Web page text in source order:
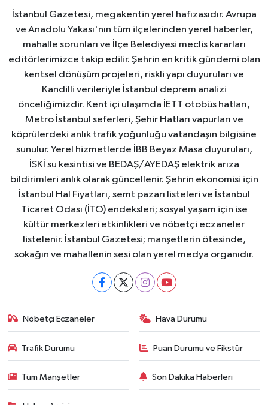
İstanbul Gazetesi, megakentin yerel hafızasıdır. Avrupa
ve Anadolu Yakası'nın tüm ilçelerinden yerel haberler,
mahalle sorunları ve İlçe Belediyesi meclis kararları
editörlerimizce takip edilir. Şehrin en kritik gündemi olan
kentsel dönüşüm projeleri, riskli yapı duyuruları ve
Kandilli verileriyle İstanbul deprem analizi
önceliğimizdir. Kent içi ulaşımda İETT otobüs hatları,
Metro İstanbul seferleri, Şehir Hatları vapurları ve
köprülerdeki anlık trafik yoğunluğu vatandaşın bilgisine
sunulur. Yerel hizmetlerde İBB Beyaz Masa duyuruları,
İSKİ su kesintisi ve BEDAŞ/AYEDAŞ elektrik arıza
bildirimleri anlık olarak güncellenir. Şehrin ekonomisi için
İstanbul Hal Fiyatları, semt pazarı listeleri ve İstanbul
Ticaret Odası (İTO) endeksleri; sosyal yaşam için ise
kültür merkezleri etkinlikleri ve nöbetçi eczaneler
listelenir. İstanbul Gazetesi; manşetlerin ötesinde,
sokağın ve mahallenin sesi olan yerel medya organıdır.
Nöbetçi Eczaneler Hava Durumu
Trafik Durumu Puan Durumu ve Fikstür
Tüm Manşetler Son Dakika Haberleri